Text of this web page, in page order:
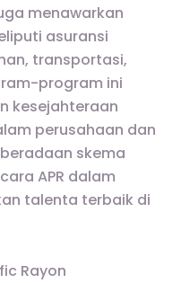
menawarkan
asuransi
transportasi,
program ini
kesejahteraan
perusahaan dan
skema
APR dalam
talenta terbaik di
Rayon